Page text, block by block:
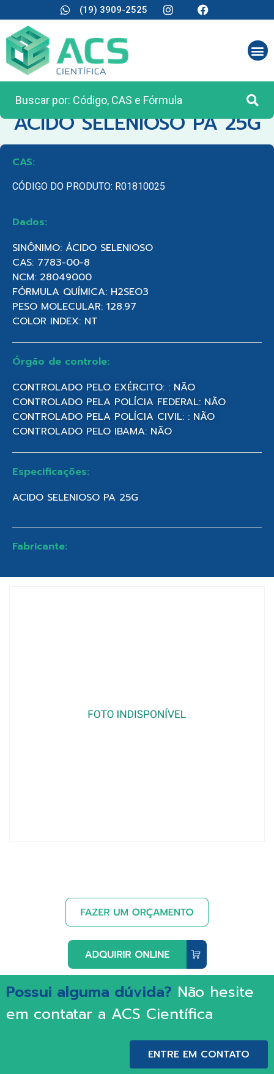
(19) 3909-2525
CATEGORIA:REAGENTES ANALÍTICOS
ACIDO SELENIOSO PA 25G
CAS:
CÓDIGO DO PRODUTO: R01810025
Dados:
SINÔNIMO: ÁCIDO SELENIOSO
CAS: 7783-00-8
NCM: 28049000
FÓRMULA QUÍMICA: H2SEO3
PESO MOLECULAR: 128.97
COLOR INDEX: NT
Órgão de controle:
CONTROLADO PELO EXÉRCITO: : NÃO
CONTROLADO PELA POLÍCIA FEDERAL: NÃO
CONTROLADO PELA POLÍCIA CIVIL: : NÃO
CONTROLADO PELO IBAMA: NÃO
Especificações:
ACIDO SELENIOSO PA 25G
Fabricante:
Possui alguma dúvida? Não hesite
em contatar a ACS Científica
ENTRE EM CONTATO